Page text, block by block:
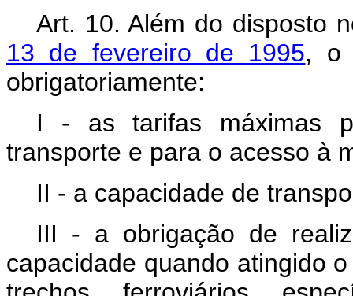
Art. 10. Além do disposto
13 de fevereiro de 1995, o
obrigatoriamente:
I - as tarifas máximas
transporte e para o acesso à
II - a capacidade de
III - a obrigação de
capacidade quando atingido